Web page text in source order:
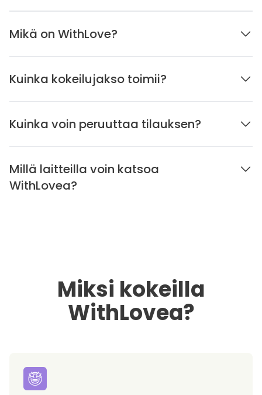
Mikä on WithLove?
Kuinka kokeilujakso toimii?
Kuinka voin peruuttaa tilauksen?
Millä laitteilla voin katsoa
WithLovea?
Miksi kokeilla
WithLovea?